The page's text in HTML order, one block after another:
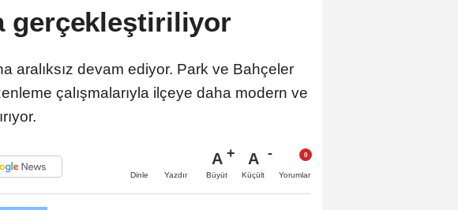
gerçekleştiriliyor
aralıksız devam ediyor. Park ve Bahçeler
çalışmalarıyla ilçeye daha modern ve
Dinle Yazdır
A
Büyüt
A
Küçült Yorumlar